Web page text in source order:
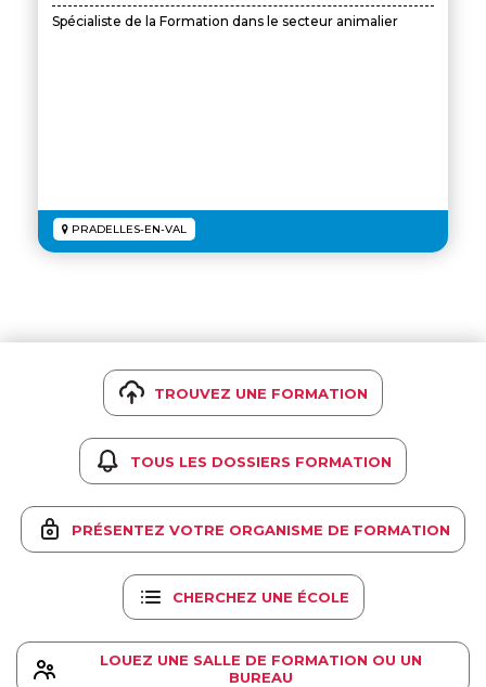
Spécialiste de la Formation dans le secteur animalier
PRADELLES-EN-VAL
TROUVEZ UNE FORMATION
TOUS LES DOSSIERS FORMATION
PRÉSENTEZ VOTRE ORGANISME DE FORMATION
CHERCHEZ UNE ÉCOLE
LOUEZ UNE SALLE DE FORMATION OU UN
BUREAU